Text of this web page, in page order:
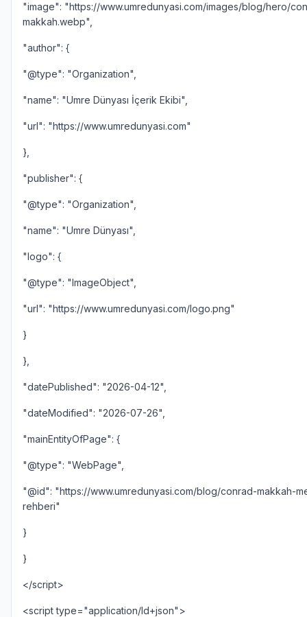
"image": "https://www.umredunyasi.com/images/blog/hero/
makkah.webp",
"author": {
"@type": "Organization",
"name": "Umre Dünyası İçerik Ekibi",
"url": "https://www.umredunyasi.com"
},
"publisher": {
"@type": "Organization",
"name": "Umre Dünyası",
"logo": {
"@type": "ImageObject",
"url": "https://www.umredunyasi.com/logo.png"
}
},
"datePublished": "2026-04-12",
"dateModified": "2026-07-26",
"mainEntityOfPage": {
"@type": "WebPage",
"@id": "https://www.umredunyasi.com/blog/conrad-makkah-
rehberi"
}
}
</script>
<script type="application/ld+json">